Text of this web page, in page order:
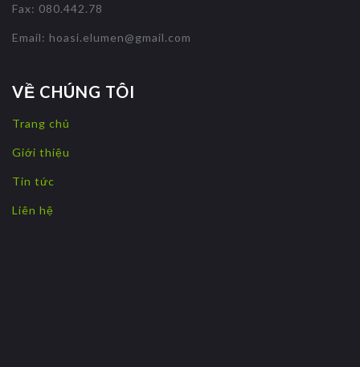
Fax: 080.442.78
Email: hoasi.elumen@gmail.com
VỀ CHÚNG TÔI
Trang chủ
Giới thiệu
Tin tức
Liên hệ